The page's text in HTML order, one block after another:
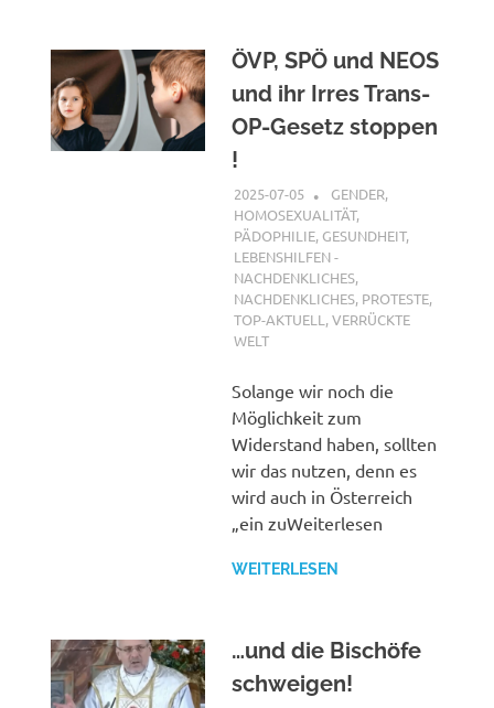
ÖVP, SPÖ und NEOS
und ihr Irres Trans-
OP-Gesetz stoppen
!
2025-07-05 XX
GENDER,
HOMOSEXUALITÄT,
PÄDOPHILIE, GESUNDHEIT,
LEBENSHILFEN -
NACHDENKLICHES,
NACHDENKLICHES, PROTESTE,
TOP-AKTUELL ,VERRÜCKTE
WELT
Solange wir noch die
Möglichkeit zum
Widerstand haben, sollten
wir das nutzen, denn es
wird auch in Österreich
„ein zuWeiterlesen
WEITERLESEN
…und die Bischöfe
schweigen!